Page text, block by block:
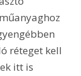
réteget kell
itt is